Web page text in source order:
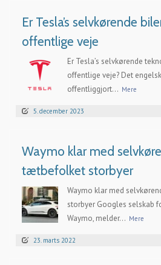
Er Tesla’s selvkørende
offentlige veje
Er Tesla’s selvkørende
offentlige veje? Det
offentliggjort... Mere
5. december 2023
Waymo klar med
tætbefolket storbyer
Waymo klar med
storbyer Googles selskab
Waymo, melder... Mere
23. marts 2022